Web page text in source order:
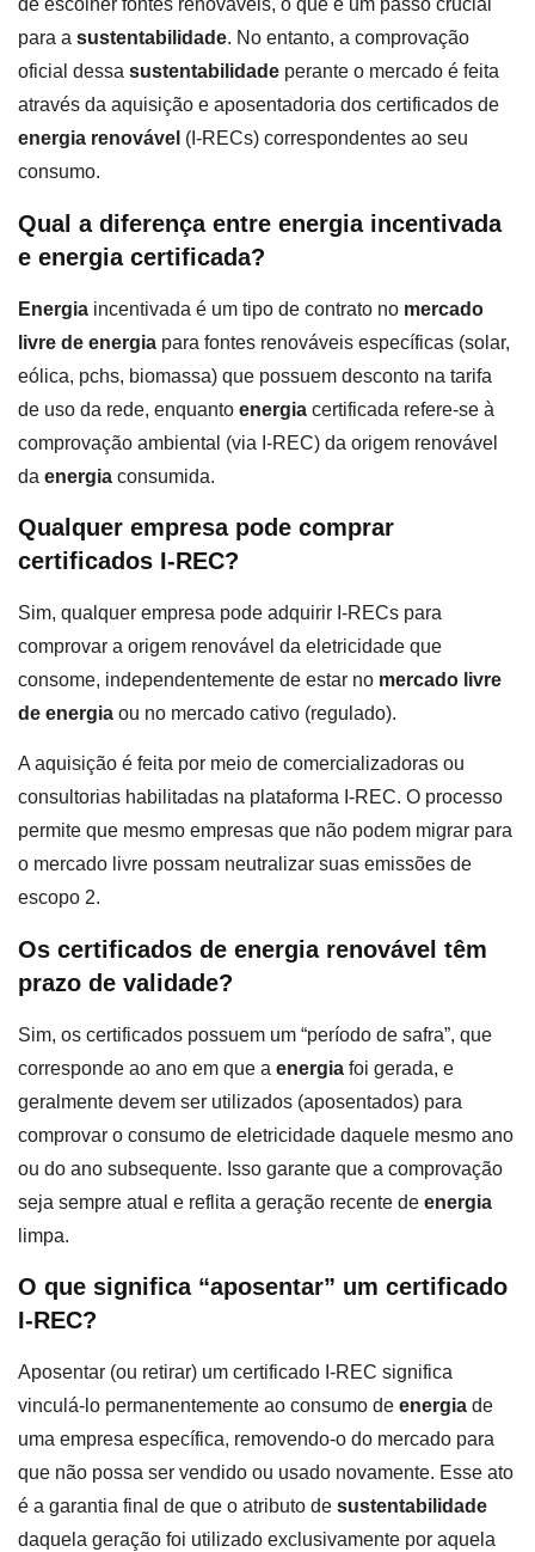
de escolher fontes renováveis, o que é um passo crucial
para a sustentabilidade. No entanto, a comprovação
oficial dessa sustentabilidade perante o mercado é feita
através da aquisição e aposentadoria dos certificados de
energia renovável (I-RECs) correspondentes ao seu
consumo.
Qual a diferença entre energia incentivada
e energia certificada?
Energia incentivada é um tipo de contrato no mercado
livre de energia para fontes renováveis específicas (solar,
eólica, pchs, biomassa) que possuem desconto na tarifa
de uso da rede, enquanto energia certificada refere-se à
comprovação ambiental (via I-REC) da origem renovável
da energia consumida.
Qualquer empresa pode comprar
certificados I-REC?
Sim, qualquer empresa pode adquirir I-RECs para
comprovar a origem renovável da eletricidade que
consome, independentemente de estar no mercado livre
de energia ou no mercado cativo (regulado).
A aquisição é feita por meio de comercializadoras ou
consultorias habilitadas na plataforma I-REC. O processo
permite que mesmo empresas que não podem migrar para
o mercado livre possam neutralizar suas emissões de
escopo 2.
Os certificados de energia renovável têm
prazo de validade?
Sim, os certificados possuem um “período de safra”, que
corresponde ao ano em que a energia foi gerada, e
geralmente devem ser utilizados (aposentados) para
comprovar o consumo de eletricidade daquele mesmo ano
ou do ano subsequente. Isso garante que a comprovação
seja sempre atual e reflita a geração recente de energia
limpa.
O que significa “aposentar” um certificado
I-REC?
Aposentar (ou retirar) um certificado I-REC significa
vinculá-lo permanentemente ao consumo de energia de
uma empresa específica, removendo-o do mercado para
que não possa ser vendido ou usado novamente. Esse ato
é a garantia final de que o atributo de sustentabilidade
daquela geração foi utilizado exclusivamente por aquela